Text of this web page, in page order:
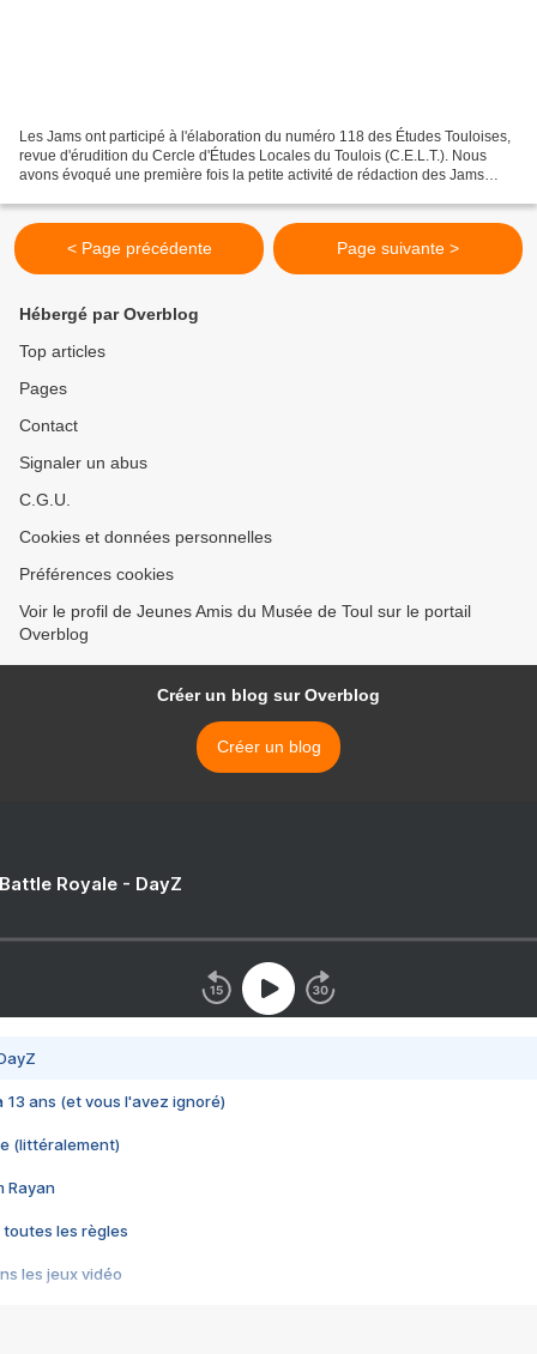
Les Jams ont participé à l'élaboration du numéro 118 des Études Touloises,
revue d'érudition du Cercle d'Études Locales du Toulois (C.E.L.T.). Nous
avons évoqué une première fois la petite activité de rédaction des Jams
< Page précédente Page suivante >
Hébergé par Overblog
Top articles
Pages
Contact
Signaler un abus
C.G.U.
Cookies et données personnelles
Préférences cookies
Voir le profil de Jeunes Amis du Musée de Toul sur le portail
Overblog
Créer un blog sur Overblog
Créer un blog
Royale - DayZ
13 ans (et vous l'avez ignoré)
(littéralement)
Rayan
toutes les règles
les jeux vidéo